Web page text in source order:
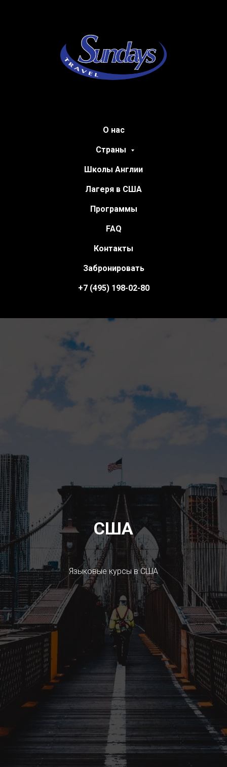
О нас
Страны
Школы Англии
Лагеря в США
Программы
FAQ
Контакты
Забронировать
+7 (495) 198-02-80
США
Языковые курсы в США